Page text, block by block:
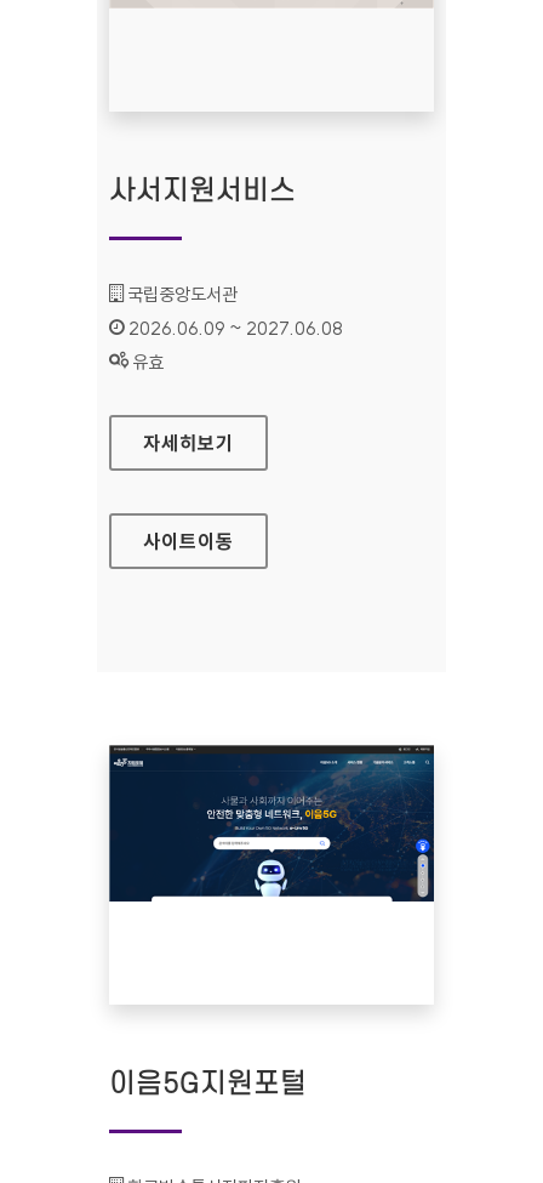
사서지원서비스
기관명 :
국립중앙도서관
인증기간 :
2026.06.09 ~ 2027.06.08
상태 :
유효
사서지원서비스
자세히보기
사이트이동
이음5G지원포털